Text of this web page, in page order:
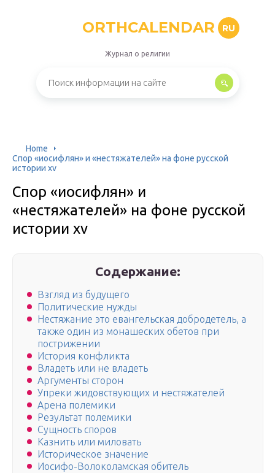
ORTHCALENDAR RU
Журнал о религии
Home
Спор «иосифлян» и «нестяжателей» на фоне русской
истории xv
Спор «иосифлян» и
«нестяжателей» на фоне русской
истории xv
Содержание:
Взгляд из будущего
Политические нужды
Нестяжание это евангельская добродетель, а
также один из монашеских обетов при
пострижении
История конфликта
Владеть или не владеть
Аргументы сторон
Упреки жидовствующих и нестяжателей
Арена полемики
Результат полемики
Сущность споров
Казнить или миловать
Историческое значение
Иосифо-Волоколамская обитель